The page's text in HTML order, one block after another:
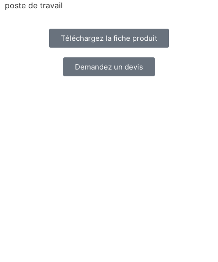
poste de travail
Téléchargez la fiche produit
Demandez un devis